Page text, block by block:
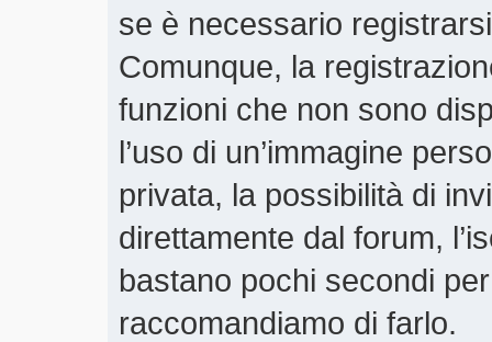
se è necessario
Comunque, la
funzioni che non sono
l’uso di un’immagine
privata, la possibilità di
direttamente dal forum,
bastano pochi secondi
raccomandiamo di farlo.